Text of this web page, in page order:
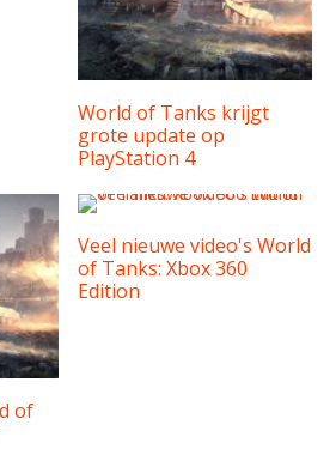
World of Tanks krijgt
grote update op
PlayStation 4
of
Veel nieuwe video's World
of Tanks: Xbox 360
Edition